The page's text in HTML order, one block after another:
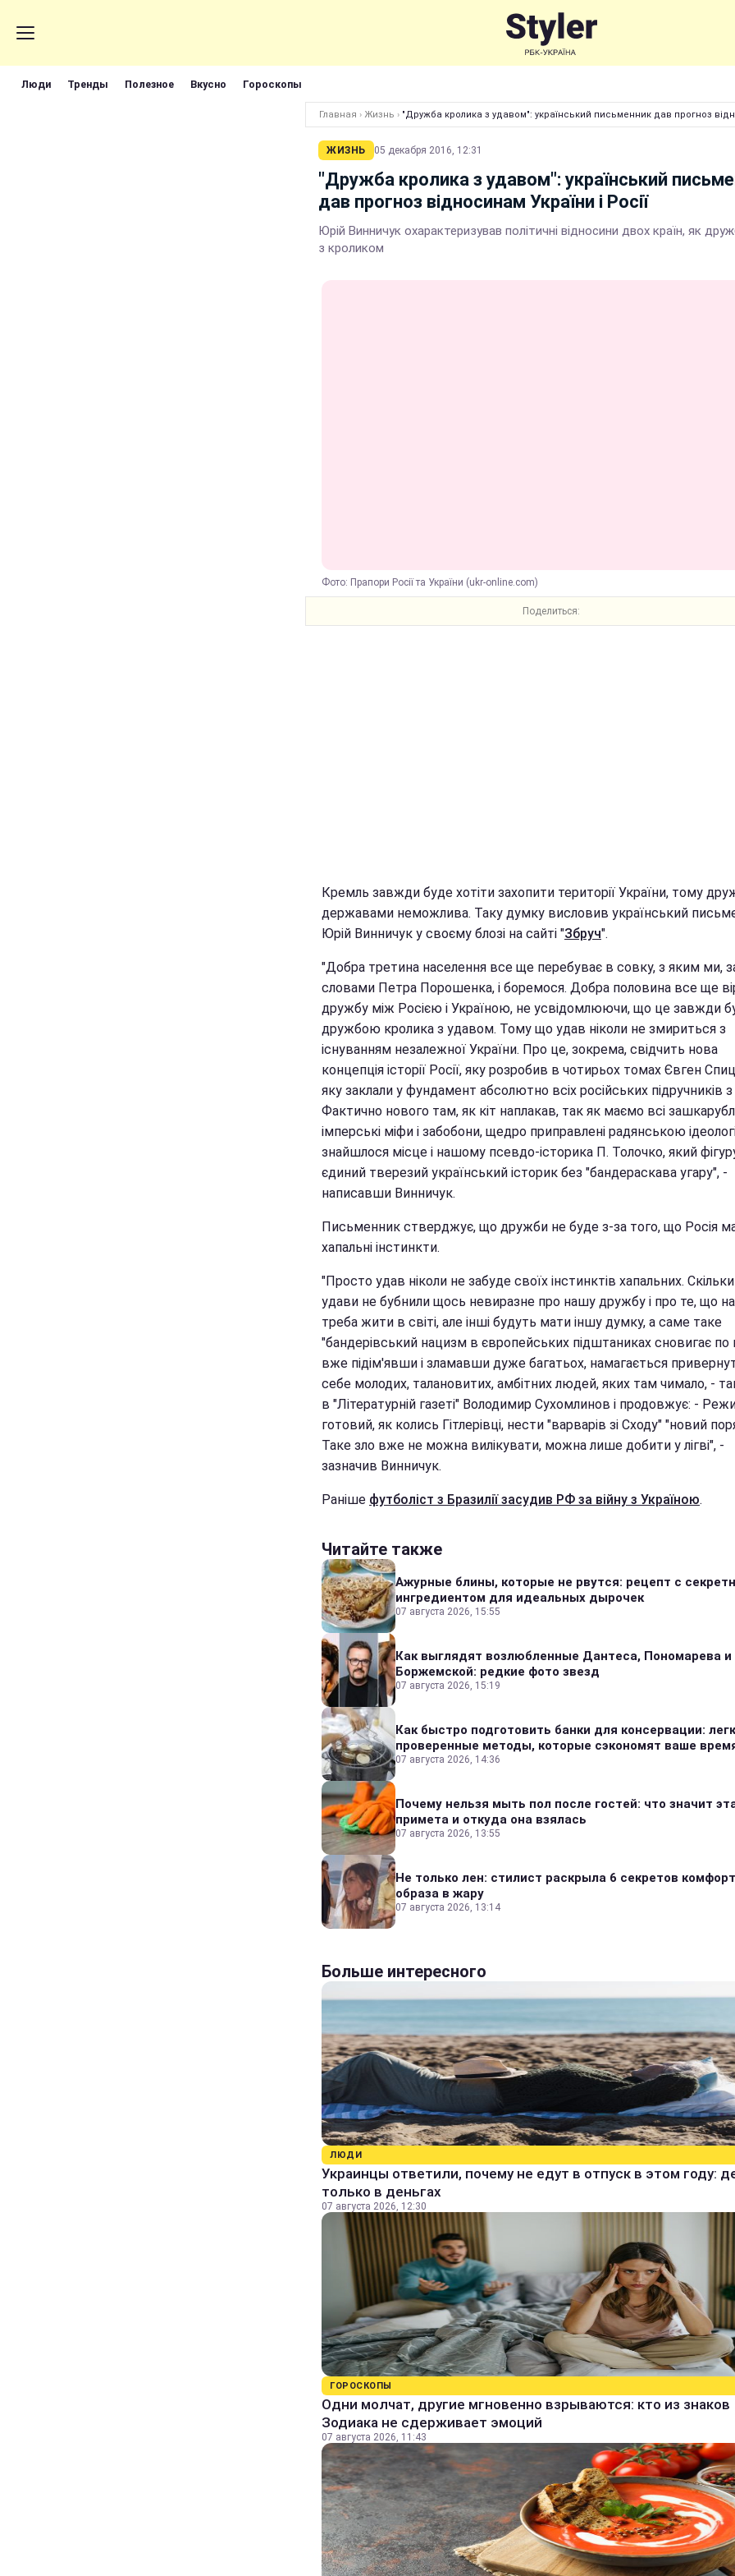
Люди Тренды Полезное Вкусно Гороскопы
Главная › Жизнь › "Дружба кролика з удавом": український письменник дав прогноз
ЖИЗНЬ 05 декабря 2016, 12:31
"Дружба кролика з удавом": український
дав прогноз відносинам України і Росії
Юрій Винничук охарактеризував політичні відносини двох країн, як
з кроликом
Фото: Прапори Росії та України (ukr-online.com)
Поделиться:
Кремль завжди буде хотіти захопити території України, тому
державами неможлива. Таку думку висловив український
Юрій Винничук у своєму блозі на сайті "Збруч".
"Добра третина населення все ще перебуває в совку, з яким ми,
словами Петра Порошенка, і боремося. Добра половина все ще
дружбу між Росією і Україною, не усвідомлюючи, що це завжди
дружбою кролика з удавом. Тому що удав ніколи не змириться з
існуванням незалежної України. Про це, зокрема, свідчить нова
концепція історії Росії, яку розробив в чотирьох томах Євген
яку заклали у фундамент абсолютно всіх російських підручників з
Фактично нового там, як кіт наплакав, так як маємо всі
імперські міфи і забобони, щедро приправлені радянською
знайшлося місце і нашому псевдо-історика П. Толочко, який
єдиний тверезий український історик без "бандераскава угару", -
написавши Винничук.
Письменник стверджує, що дружби не буде з-за того, що Росія
хапальні інстинкти.
"Просто удав ніколи не забуде своїх інстинктів хапальних.
удави не бубнили щось невиразне про нашу дружбу і про те, що
треба жити в світі, але інші будуть мати іншу думку, а саме таке
"бандерівський нацизм в європейських підштаниках сновигає по
вже підім'явши і зламавши дуже багатьох, намагається
себе молодих, талановитих, амбітних людей, яких там чимало, -
в "Літературній газеті" Володимир Сухомлинов і продовжує: -
готовий, як колись Гітлерівці, нести "варварів зі Сходу" "новий
Таке зло вже не можна вилікувати, можна лише добити у лігві", -
зазначив Винничук.
Раніше футболіст з Бразилії засудив РФ за війну з Україною.
Читайте также
Ажурные блины, которые не рвутся: рецепт с
ингредиентом для идеальных дырочек
07 августа 2026, 15:55
Как выглядят возлюбленные Дантеса, Пономарева и
Боржемской: редкие фото звезд
07 августа 2026, 15:19
Как быстро подготовить банки для консервации:
проверенные методы, которые сэкономят ваше
07 августа 2026, 14:36
Почему нельзя мыть пол после гостей: что значит
примета и откуда она взялась
07 августа 2026, 13:55
Не только лен: стилист раскрыла 6 секретов
образа в жару
07 августа 2026, 13:14
Больше интересного
ЛЮДИ
Украинцы ответили, почему не едут в отпуск в этом году:
только в деньгах
07 августа 2026, 12:30
ГОРОСКОПЫ
Одни молчат, другие мгновенно взрываются: кто из знаков
Зодиака не сдерживает эмоций
07 августа 2026, 11:43